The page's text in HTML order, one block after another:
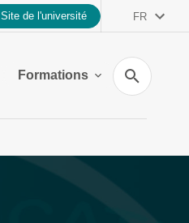
Site de l'université FR
Formations
Recherche